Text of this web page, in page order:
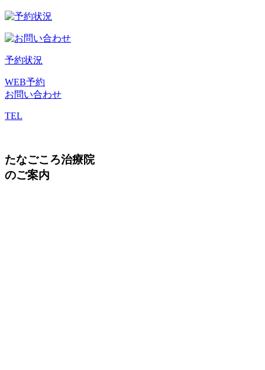
予約状況
WEB予約
お問い合わせ
TEL
たなごころ治療院
のご案内